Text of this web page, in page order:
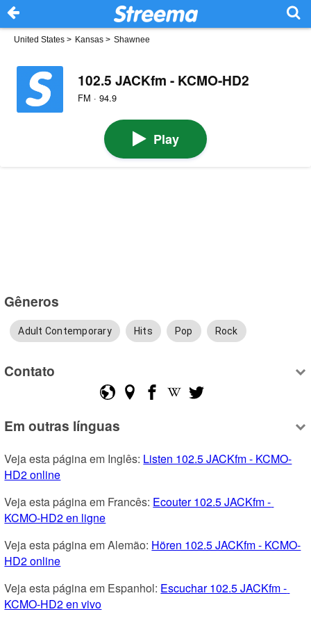
United States > Kansas > Shawnee
102.5 JACKfm - KCMO-HD2
FM · 94.9
Play
Gêneros
Adult Contemporary Hits Pop Rock
Contato
Em outras línguas
Veja esta página em Inglês: Listen 102.5 JACKfm - KCMO-
HD2 online
Veja esta página em Francês: Ecouter 102.5 JACKfm -
KCMO-HD2 en ligne
Veja esta página em Alemão: Hören 102.5 JACKfm - KCMO-
HD2 online
Veja esta página em Espanhol: Escuchar 102.5 JACKfm -
KCMO-HD2 en vivo